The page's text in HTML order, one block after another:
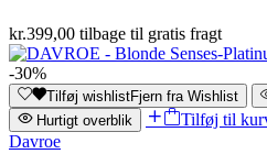
kr.399,00 tilbage til gratis fragt
-30%
Tilføj wishlistFjern fra Wishlist
Hurtigt overblik
Tilføj til
Davroe